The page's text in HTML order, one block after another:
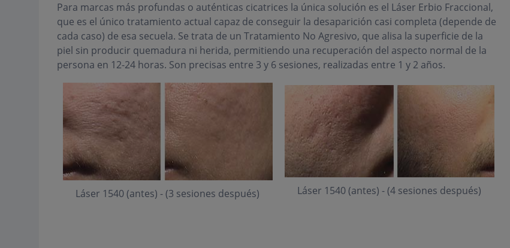
Para marcas más profundas o auténticas cicatrices la única solución es el Láser Erbio Fraccional,
que es el único tratamiento actual capaz de conseguir la desaparición casi completa (depende de
cada caso) de esa secuela. Se trata de un Tratamiento No Agresivo, que alisa la superficie de la
piel sin producir quemadura ni herida, permitiendo una recuperación del aspecto normal de la
persona en 12-24 horas. Son precisas entre 3 y 6 sesiones, realizadas entre 1 y 2 años.
Láser 1540 (antes) - (3 sesiones después) Láser 1540 (antes) - (4 sesiones después)